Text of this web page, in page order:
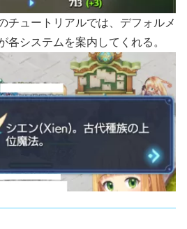
チュートリアルでは、デフォルメ
各システムを案内してくれる。